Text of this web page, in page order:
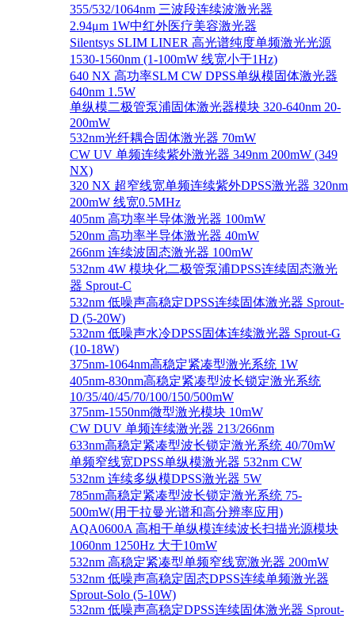
355/532/1064nm 三波段连续波激光器
2.94μm 1W中红外医疗美容激光器
Silentsys SLIM LINER 高光谱纯度单频激光光源
1530-1560nm (1-100mW 线宽小于1Hz)
640 NX 高功率SLM CW DPSS单纵模固体激光器
640nm 1.5W
单纵模二极管泵浦固体激光器模块 320-640nm 20-
200mW
532nm光纤耦合固体激光器 70mW
CW UV 单频连续紫外激光器 349nm 200mW (349
NX)
320 NX 超窄线宽单频连续紫外DPSS激光器 320nm
200mW 线宽0.5MHz
405nm 高功率半导体激光器 100mW
520nm 高功率半导体激光器 40mW
266nm 连续波固态激光器 100mW
532nm 4W 模块化二极管泵浦DPSS连续固态激光
器 Sprout-C
532nm 低噪声高稳定DPSS连续固体激光器 Sprout-
D (5-20W)
532nm 低噪声水冷DPSS固体连续激光器 Sprout-G
(10-18W)
375nm-1064nm高稳定紧凑型激光系统 1W
405nm-830nm高稳定紧凑型波长锁定激光系统
10/35/40/45/70/100/150/500mW
375nm-1550nm微型激光模块 10mW
CW DUV 单频连续激光器 213/266nm
633nm高稳定紧凑型波长锁定激光系统 40/70mW
单频窄线宽DPSS单纵模激光器 532nm CW
532nm 连续多纵模DPSS激光器 5W
785nm高稳定紧凑型波长锁定激光系统 75-
500mW(用于拉曼光谱和高分辨率应用)
AQA0600A 高相干单纵模连续波长扫描光源模块
1060nm 1250Hz 大于10mW
532nm 高稳定紧凑型单频窄线宽激光器 200mW
532nm 低噪声高稳定固态DPSS连续单频激光器
Sprout‐Solo (5-10W)
532nm 低噪声高稳定DPSS连续固体激光器 Sprout-